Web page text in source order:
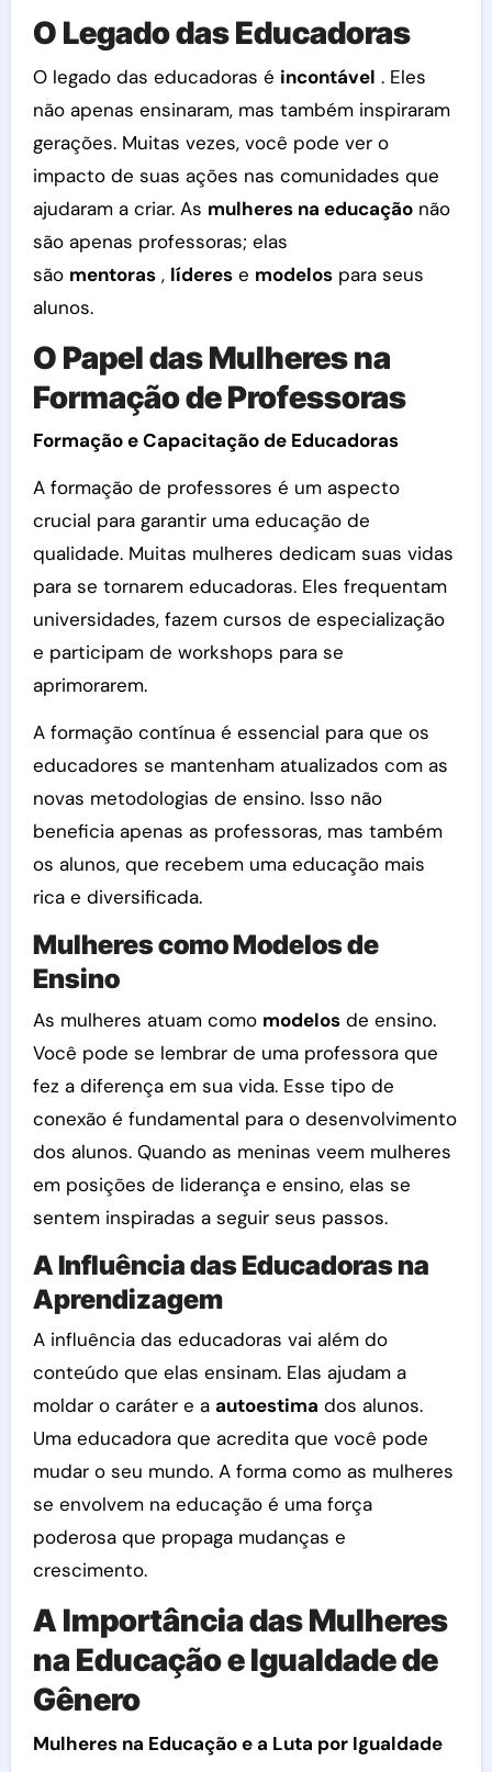
O Legado das Educadoras
O legado das educadoras é incontável . Eles
não apenas ensinaram, mas também inspiraram
gerações. Muitas vezes, você pode ver o
impacto de suas ações nas comunidades que
ajudaram a criar. As mulheres na educaçãonão
são apenas professoras; elas
são mentoras, líderese modelospara seus
alunos.
O Papel das Mulheres na
Formação de Professoras
Formação e Capacitação de Educadoras
A formação de professores é um aspecto
crucial para garantir uma educação de
qualidade. Muitas mulheres dedicam suas vidas
para se tornarem educadoras. Eles frequentam
universidades, fazem cursos de especialização
e participam de workshops para se
aprimorarem.
A formação contínua é essencial para que os
educadores se mantenham atualizados com as
novas metodologias de ensino. Isso não
beneficia apenas as professoras, mas também
os alunos, que recebem uma educação mais
rica e diversificada.
Mulheres como Modelos de
Ensino
As mulheres atuam como modelosde ensino.
Você pode se lembrar de uma professora que
fez a diferença em sua vida. Esse tipo de
conexão é fundamental para o desenvolvimento
dos alunos. Quando as meninas veem mulheres
em posições de liderança e ensino, elas se
sentem inspiradas a seguir seus passos.
A Influência das Educadoras na
Aprendizagem
A influência das educadoras vai além do
conteúdo que elas ensinam. Elas ajudam a
moldar o caráter e a autoestima dos alunos.
Uma educadora que acredita que você pode
mudar o seu mundo. A forma como as mulheres
se envolvem na educação é uma força
poderosa que propaga mudanças e
crescimento.
A Importância das Mulheres
na Educação e Igualdade de
Gênero
Mulheres na Educação e a Luta por Igualdade